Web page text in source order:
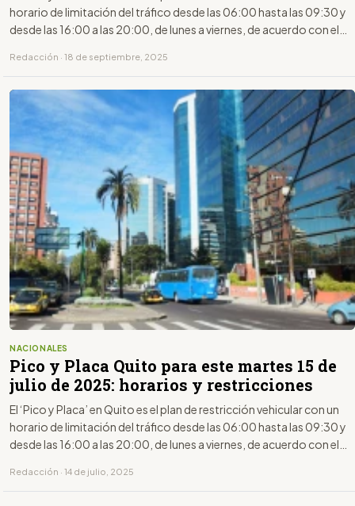
horario de limitación del tráfico desde las 06:00 hasta las 09:30 y
desde las 16:00 a las 20:00, de lunes a viernes, de acuerdo con el
Redacción · 18 de septiembre, 2025
NACIONALES
Pico y Placa Quito para este martes 15 de
julio de 2025: horarios y restricciones
El ‘Pico y Placa’ en Quito es el plan de restricción vehicular con un
horario de limitación del tráfico desde las 06:00 hasta las 09:30 y
desde las 16:00 a las 20:00, de lunes a viernes, de acuerdo con el
Redacción · 14 de julio, 2025